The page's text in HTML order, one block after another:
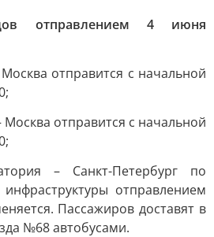
отправлением 4 июня
отправится с начальной
отправится с начальной
– Санкт-Петербург по
отправлением
Пассажиров доставят в
№68 автобусами.